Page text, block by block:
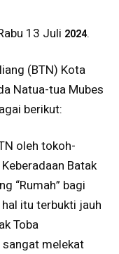
13 Juli 2024.
(BTN) Kota
Natua-tua Mubes
berikut:
oleh tokoh-
Batak
“Rumah” bagi
itu terbukti jauh
Toba
melekat